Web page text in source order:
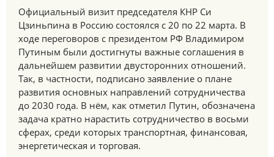
Официальный визит председателя КНР Си
Цзиньпина в Россию состоялся с 20 по 22 марта. В
ходе переговоров с президентом РФ Владимиром
Путиным были достигнуты важные соглашения в
дальнейшем развитии двусторонних отношений.
Так, в частности, подписано заявление о плане
развития основных направлений сотрудничества
до 2030 года. В нём, как отметил Путин, обозначена
задача кратно нарастить сотрудничество в восьми
сферах, среди которых транспортная, финансовая,
энергетическая и торговая.